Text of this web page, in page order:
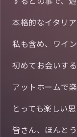
本格的なイタリ
私も含め、ワイ
初めてお会いす
アットホームで
とっても楽しい
皆さん、ほんと